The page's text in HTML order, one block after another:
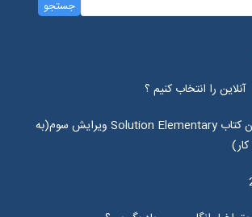
را انتخاب کنیم ؟
دانلود رایگان کتاب Solution Elementary ویرایش سوم(به